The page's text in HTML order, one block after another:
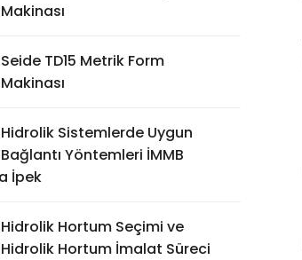
Makinası
Seide TD15 Metrik Form
Makinası
Hidrolik Sistemlerde Uygun
Bağlantı Yöntemleri İMMB
İpek
Hidrolik Hortum Seçimi ve
Hidrolik Hortum İmalat Süreci